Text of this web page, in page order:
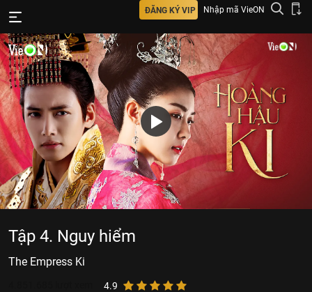
ĐĂNG KÝ VIP Nhập mã VieON
Tập 4. Nguy hiểm
The Empress Ki
4.9